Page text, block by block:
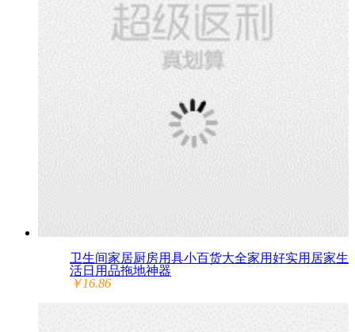
卫生间家居厨房用具小百货大全家用好实用居家生
活日用品拖地神器
￥16.86